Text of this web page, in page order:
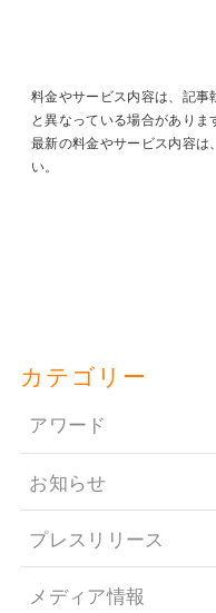
料金やサービス内容は、記
と異なっている場合がありま
最新の料金やサービス内容は
い。
カテゴリー
アワード
お知らせ
プレスリリース
メディア情報